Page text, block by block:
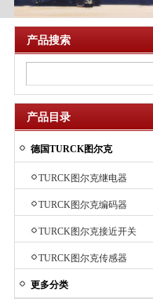
产品搜索
产品目录
德国TURCK图尔克
TURCK图尔克继电器
TURCK图尔克编码器
TURCK图尔克接近开关
TURCK图尔克传感器
更多分类